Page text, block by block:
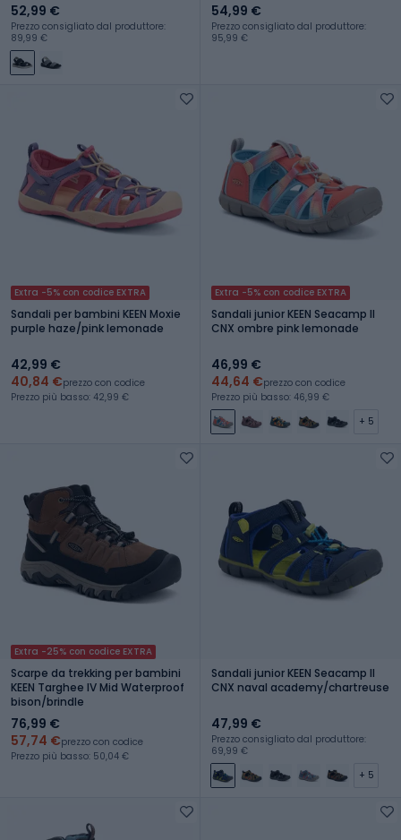
52,99 €
Prezzo consigliato dal produttore:
89,99 €
54,99 €
Prezzo consigliato dal produttore:
95,99 €
Extra -5% con codice EXTRA
Sandali per bambini KEEN Moxie
purple haze/pink lemonade
42,99 €
40,84 €prezzo con codice
Prezzo più basso: 42,99 €
Extra -5% con codice EXTRA
Sandali junior KEEN Seacamp II
CNX ombre pink lemonade
46,99 €
44,64 €prezzo con codice
Prezzo più basso: 46,99 €
+ 5
Extra -25% con codice EXTRA
Scarpe da trekking per bambini
KEEN Targhee IV Mid Waterproof
bison/brindle
76,99 €
57,74 €prezzo con codice
Prezzo più basso: 50,04 €
Sandali junior KEEN Seacamp II
CNX naval academy/chartreuse
47,99 €
Prezzo consigliato dal produttore:
69,99 €
+ 5